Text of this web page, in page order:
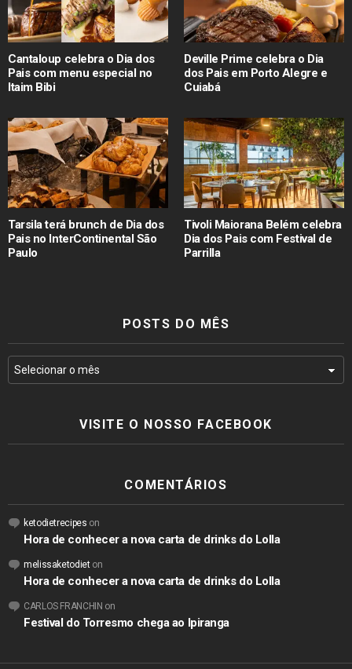
Cantaloup celebra o Dia dos
Pais com menu especial no
Itaim Bibi
Deville Prime celebra o Dia
dos Pais em Porto Alegre e
Cuiabá
Tarsila terá brunch de Dia dos
Pais no InterContinental São
Paulo
Tivoli Maiorana Belém celebra
Dia dos Pais com Festival de
Parrilla
POSTS DO MÊS
VISITE O NOSSO FACEBOOK
COMENTÁRIOS
ketodietrecipes on
Hora de conhecer a nova carta de drinks do Lolla
melissaketodieton
Hora de conhecer a nova carta de drinks do Lolla
CARLOS FRANCHIN on
Festival do Torresmo chega ao Ipiranga